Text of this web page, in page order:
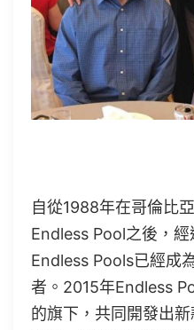
自從1988年在哥倫比
Endless Pool之後，經
Endless Pools已經成
者。2015年Endless
的旗下，共同開發出